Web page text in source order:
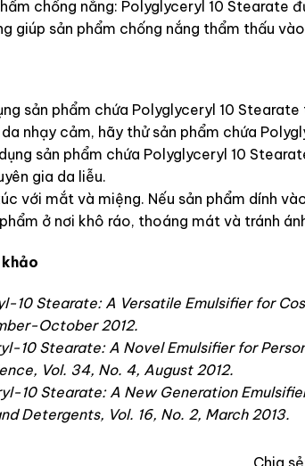
chống nắng: Polyglyceryl 10
giúp sản phẩm chống nắng thẩm thấu
sản phẩm chứa Polyglyceryl 10
nhạy cảm, hãy thử sản phẩm chứa
sản phẩm chứa Polyglyceryl 10
gia da liễu.
với mắt và miệng. Nếu sản phẩm dính
ở nơi khô ráo, thoáng mát và tránh
10 Stearate: A Versatile Emulsifier for
October 2012.
10 Stearate: A Novel Emulsifier for
Vol. 34, No. 4, August 2012.
10 Stearate: A New Generation
Detergents, Vol. 16, No. 2, March 2013.